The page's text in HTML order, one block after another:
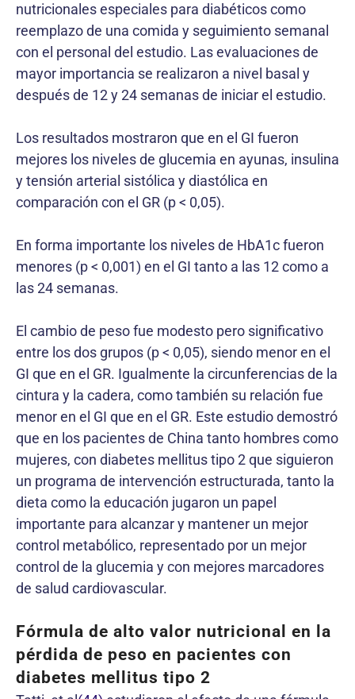
nutricionales especiales para diabéticos como
reemplazo de una comida y seguimiento semanal
con el personal del estudio. Las evaluaciones de
mayor importancia se realizaron a nivel basal y
después de 12 y 24 semanas de iniciar el estudio.
Los resultados mostraron que en el GI fueron
mejores los niveles de glucemia en ayunas, insulina
y tensión arterial sistólica y diastólica en
comparación con el GR (p < 0,05).
En forma importante los niveles de HbA1c fueron
menores (p < 0,001) en el GI tanto a las 12 como a
las 24 semanas.
El cambio de peso fue modesto pero significativo
entre los dos grupos (p < 0,05), siendo menor en el
GI que en el GR. Igualmente la circunferencias de la
cintura y la cadera, como también su relación fue
menor en el GI que en el GR. Este estudio demostró
que en los pacientes de China tanto hombres como
mujeres, con diabetes mellitus tipo 2 que siguieron
un programa de intervención estructurada, tanto la
dieta como la educación jugaron un papel
importante para alcanzar y mantener un mejor
control metabólico, representado por un mejor
control de la glucemia y con mejores marcadores
de salud cardiovascular.
Fórmula de alto valor nutricional en la
pérdida de peso en pacientes con
diabetes mellitus tipo 2